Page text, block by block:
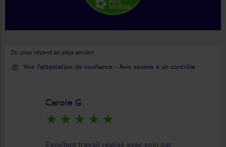
Du plus récent au plus ancien
help_outline Voir l'attestation de confiance - Avis soumis à un contrôle
Carole G.
star_rate star_rate star_rate star_rate star_rate
Excellent travail réalisé avec soin par